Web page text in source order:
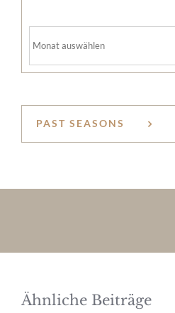
PAST SEASONS
Ähnliche Beiträge